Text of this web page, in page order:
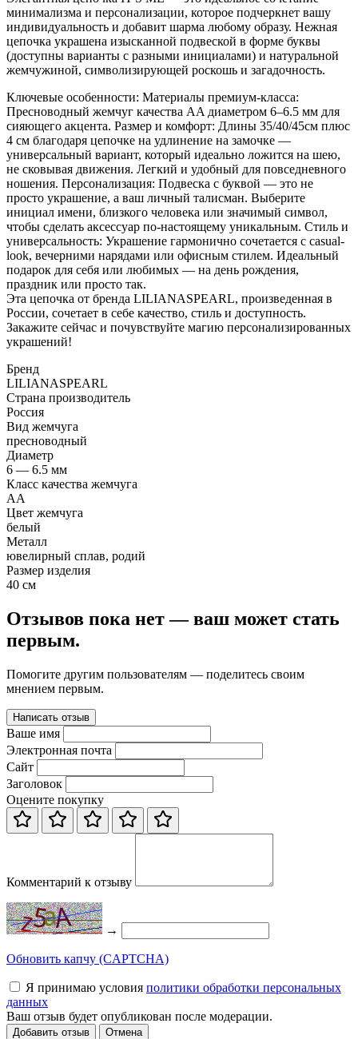
минимализма и персонализации, которое подчеркнет вашу
индивидуальность и добавит шарма любому образу. Нежная
цепочка украшена изысканной подвеской в форме буквы
(доступны варианты с разными инициалами) и натуральной
жемчужиной, символизирующей роскошь и загадочность.
Ключевые особенности: Материалы премиум-класса:
Пресноводный жемчуг качества AA диаметром 6–6.5 мм для
сияющего акцента. Размер и комфорт: Длины 35/40/45см плюс
4 см благодаря цепочке на удлинение на замочке —
универсальный вариант, который идеально ложится на шею,
не сковывая движения. Легкий и удобный для повседневного
ношения. Персонализация: Подвеска с буквой — это не
просто украшение, а ваш личный талисман. Выберите
инициал имени, близкого человека или значимый символ,
чтобы сделать аксессуар по-настоящему уникальным. Стиль и
универсальность: Украшение гармонично сочетается с casual-
look, вечерними нарядами или офисным стилем. Идеальный
подарок для себя или любимых — на день рождения,
праздник или просто так.
Эта цепочка от бренда LILIANASPEARL, произведенная в
России, сочетает в себе качество, стиль и доступность.
Закажите сейчас и почувствуйте магию персонализированных
украшений!
Бренд
LILIANASPEARL
Страна производитель
Россия
Вид жемчуга
пресноводный
Диаметр
6 — 6.5 мм
Класс качества жемчуга
АА
Цвет жемчуга
белый
Металл
ювелирный сплав, родий
Размер изделия
40 см
Отзывов пока нет — ваш может стать
первым.
Помогите другим пользователям — поделитесь своим
мнением первым.
Написать отзыв
Ваше имя
Электронная почта
Сайт
Заголовок
Оцените покупку
Комментарий к отзыву
→
Обновить капчу (CAPTCHA)
Я принимаю условия политики обработки персональных
данных
Ваш отзыв будет опубликован после модерации.
Добавить отзыв Отмена